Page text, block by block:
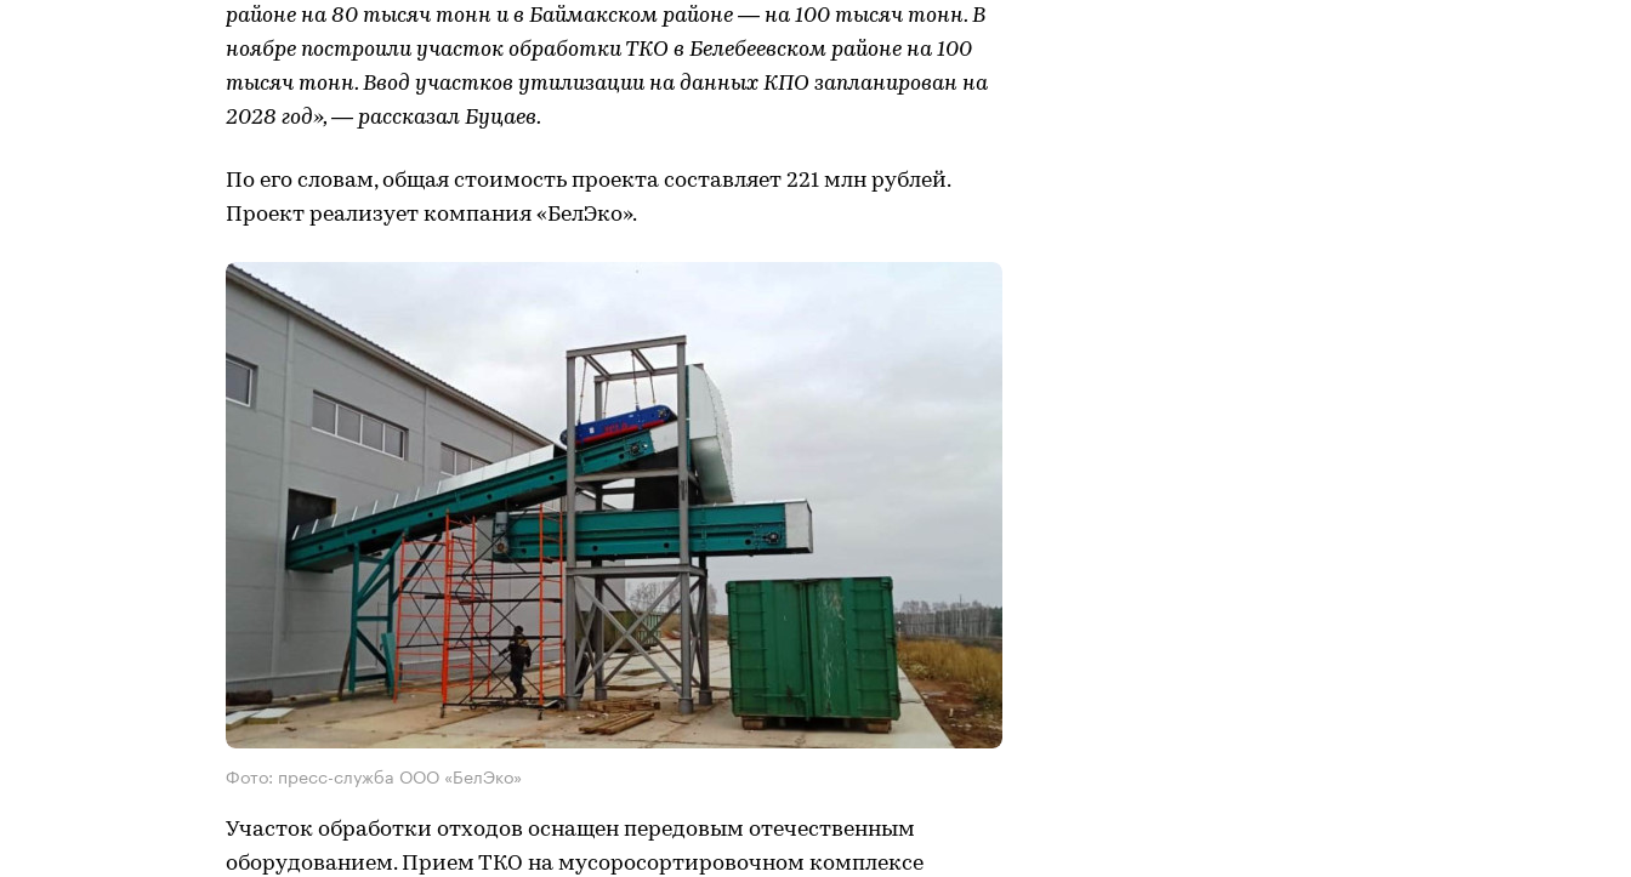
районе на 80 тысяч тонн и в Баймакском районе — на 100 тысяч тонн. В
ноябре построили участок обработки ТКО в Белебеевском районе на 100
тысяч тонн. Ввод участков утилизации на данных КПО запланирован на
2028 год», — рассказал Буцаев.
По его словам, общая стоимость проекта составляет 221 млн рублей.
Проект реализует компания «БелЭко».
Фото: пресс-служба ООО «БелЭко»
Участок обработки отходов оснащен передовым отечественным
оборудованием. Прием ТКО на мусоросортировочном комплексе